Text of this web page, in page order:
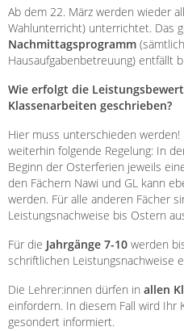
Ab dem 22. März werden wieder
Wahlunterricht) unterrichtet. Das
Nachmittagsprogramm
Hausaufgabenbetreuung) entfällt
Wie erfolgt die
Klassenarbeiten geschrieben?
Hier muss unterschieden werden!
weiterhin folgende Regelung: In
Beginn der Osterferien jeweils
den Fächern Nawi und GL kann
werden. Für alle anderen Fächer
Leistungsnachweise bis Ostern
Für die Jahrgänge 7-10 werden
schriftlichen Leistungsnachweise
Die Lehrer:innen dürfen in allen
einfordern. In diesem Fall wird Ihr
gesondert informiert.